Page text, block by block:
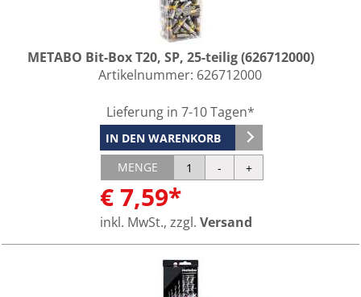
METABO Bit-Box T20, SP, 25-teilig (626712000)
Artikelnummer: 626712000
Lieferung in 7-10 Tagen*
IN DEN WARENKORB
MENGE
€ 7,59*
inkl. MwSt., zzgl. Versand